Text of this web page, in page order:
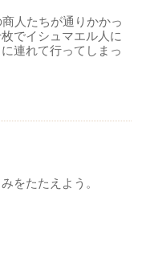
人たちが通りかかっ
でイシュマエル人に
連れて行ってしまっ
をたたえよう。